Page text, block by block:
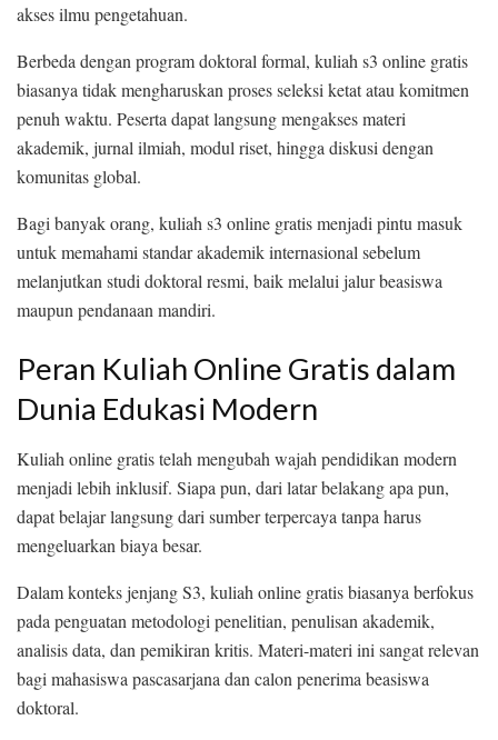
akses ilmu pengetahuan.
Berbeda dengan program doktoral formal, kuliah s3 online gratis
biasanya tidak mengharuskan proses seleksi ketat atau komitmen
penuh waktu. Peserta dapat langsung mengakses materi
akademik, jurnal ilmiah, modul riset, hingga diskusi dengan
komunitas global.
Bagi banyak orang, kuliah s3 online gratis menjadi pintu masuk
untuk memahami standar akademik internasional sebelum
melanjutkan studi doktoral resmi, baik melalui jalur beasiswa
maupun pendanaan mandiri.
Peran Kuliah Online Gratis dalam
Dunia Edukasi Modern
Kuliah online gratis telah mengubah wajah pendidikan modern
menjadi lebih inklusif. Siapa pun, dari latar belakang apa pun,
dapat belajar langsung dari sumber terpercaya tanpa harus
mengeluarkan biaya besar.
Dalam konteks jenjang S3, kuliah online gratis biasanya berfokus
pada penguatan metodologi penelitian, penulisan akademik,
analisis data, dan pemikiran kritis. Materi-materi ini sangat relevan
bagi mahasiswa pascasarjana dan calon penerima beasiswa
doktoral.